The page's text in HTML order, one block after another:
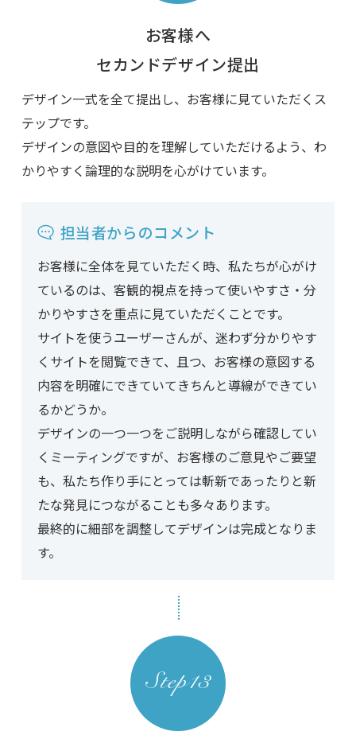
お客様へ
セカンドデザイン提出
デザイン一式を全て提出し、お客様に見ていただくス
テップです。
デザインの意図や目的を理解していただけるよう、わ
かりやすく論理的な説明を心がけています。
担当者からのコメント
お客様に全体を見ていただく時、私たちが心がけ
ているのは、客観的視点を持って使いやすさ・分
かりやすさを重点に見ていただくことです。
サイトを使うユーザーさんが、迷わず分かりやす
くサイトを閲覧できて、且つ、お客様の意図する
内容を明確にできていてきちんと導線ができてい
るかどうか。
デザインの一つ一つをご説明しながら確認してい
くミーティングですが、お客様のご意見やご要望
も、私たち作り手にとっては斬新であったりと新
たな発見につながることも多々あります。
最終的に細部を調整してデザインは完成となりま
す。